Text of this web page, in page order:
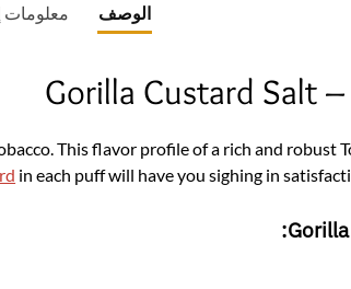
الوصف معلومات
Gorilla Custard Salt
This flavor profile of a rich and robust
in each puff will have you sighing in